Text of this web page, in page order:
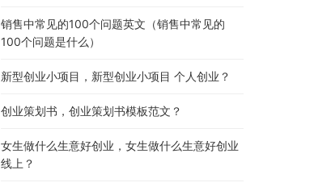
销售中常见的100个问题英文（销售中常见的
100个问题是什么）
新型创业小项目，新型创业小项目 个人创业？
创业策划书，创业策划书模板范文？
女生做什么生意好创业，女生做什么生意好创业
线上？